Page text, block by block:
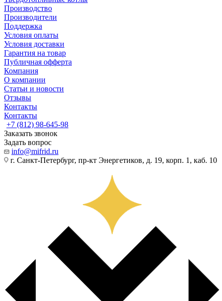
Производство
Производители
Поддержка
Условия оплаты
Условия доставки
Гарантия на товар
Публичная офферта
Компания
О компании
Статьи и новости
Отзывы
Контакты
Контакты
+7 (812) 98-645-98
Заказать звонок
Задать вопрос
info@mifrid.ru
г. Санкт-Петербург, пр-кт Энергетиков, д. 19, корп. 1, каб. 10